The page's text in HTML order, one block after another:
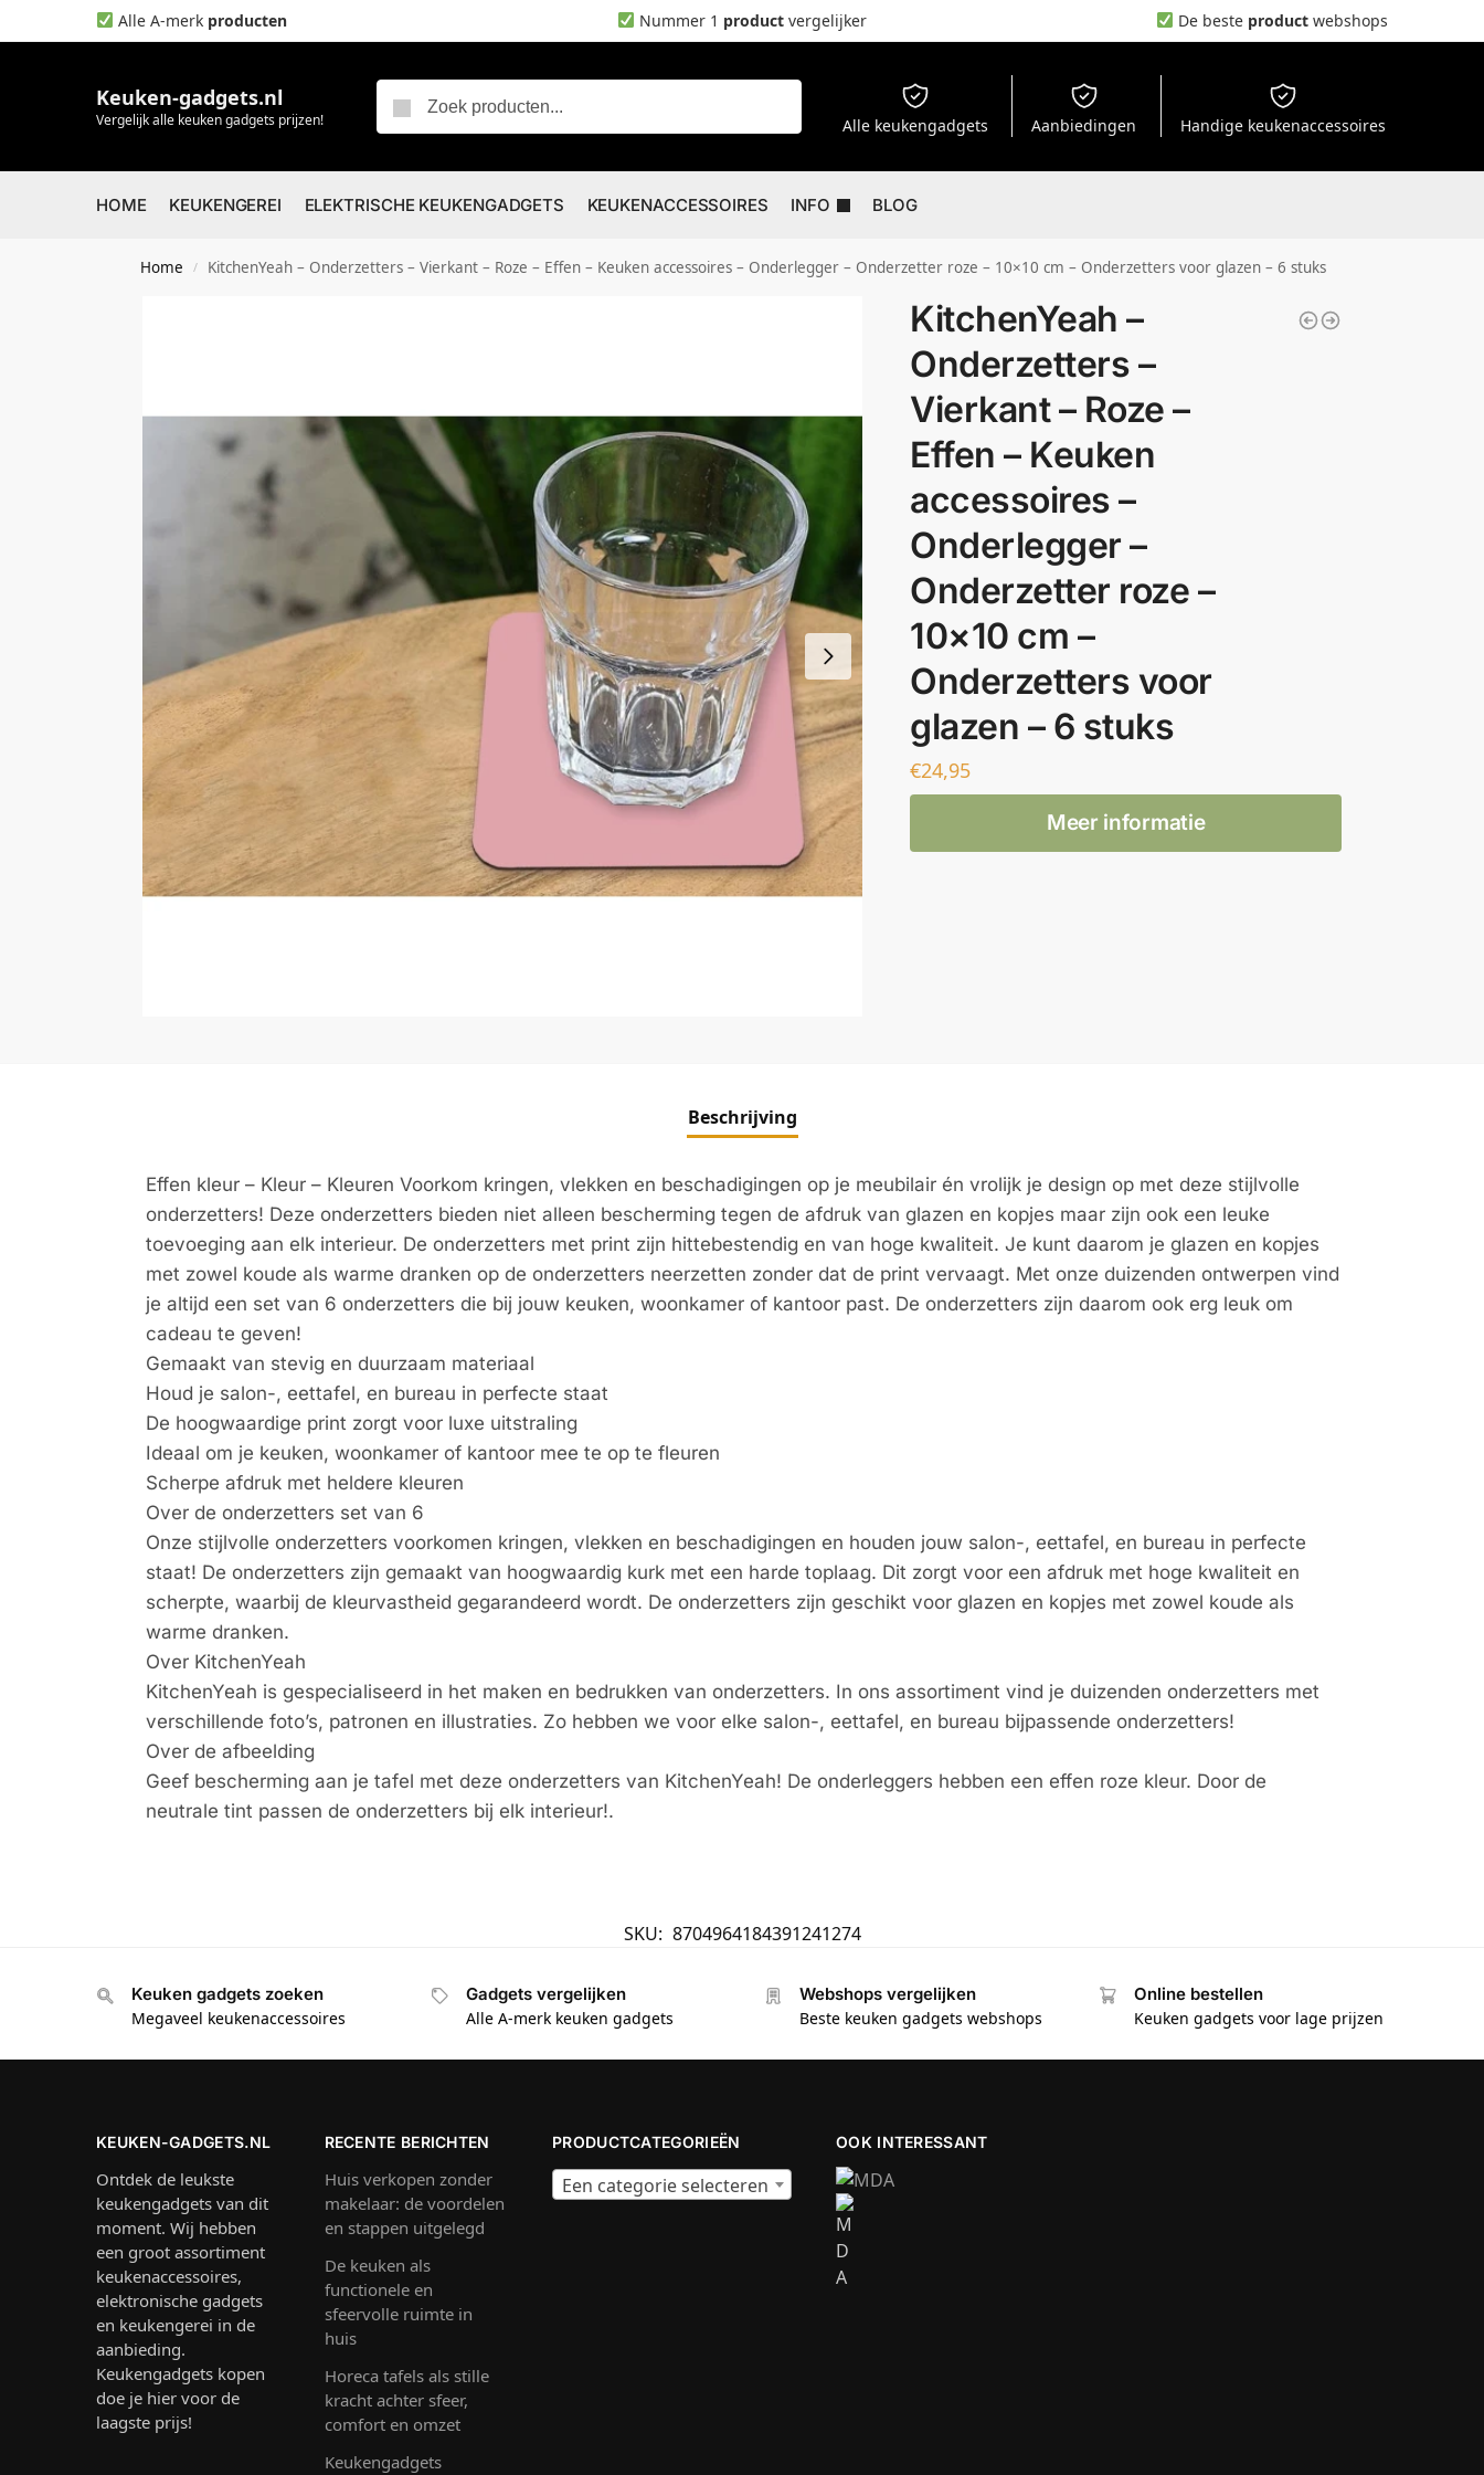
Alle A-merk producten Nummer 1 productvergelijker De beste product webshops
Keuken-gadgets.nl
Vergelijk alle keuken gadgets prijzen! Alle keukengadgets Aanbiedingen Handige keukenaccessoires
HOME KEUKENGEREI ELEKTRISCHE KEUKENGADGETS KEUKENACCESSOIRES INFO BLOG
Home / KitchenYeah – Onderzetters – Vierkant – Roze – Effen – Keuken accessoires – Onderlegger – Onderzetter roze – 10×10 cm – Onderzetters voor glazen – 6 stuks
KitchenYeah –
Onderzetters –
Vierkant – Roze –
Effen – Keuken
accessoires –
Onderlegger –
Onderzetter roze –
10×10 cm –
Onderzetters voor
glazen – 6 stuks
€24,95
Meer informatie
Beschrijving
Effen kleur – Kleur – Kleuren Voorkom kringen, vlekken en beschadigingen op je meubilair én vrolijk je design op met deze stijlvolle
onderzetters! Deze onderzetters bieden niet alleen bescherming tegen de afdruk van glazen en kopjes maar zijn ook een leuke
toevoeging aan elk interieur. De onderzetters met print zijn hittebestendig en van hoge kwaliteit. Je kunt daarom je glazen en kopjes
met zowel koude als warme dranken op de onderzetters neerzetten zonder dat de print vervaagt. Met onze duizenden ontwerpen vind
je altijd een set van 6 onderzetters die bij jouw keuken, woonkamer of kantoor past. De onderzetters zijn daarom ook erg leuk om
cadeau te geven!
Gemaakt van stevig en duurzaam materiaal
Houd je salon-, eettafel, en bureau in perfecte staat
De hoogwaardige print zorgt voor luxe uitstraling
Ideaal om je keuken, woonkamer of kantoor mee te op te fleuren
Scherpe afdruk met heldere kleuren
Over de onderzetters set van 6
Onze stijlvolle onderzetters voorkomen kringen, vlekken en beschadigingen en houden jouw salon-, eettafel, en bureau in perfecte
staat! De onderzetters zijn gemaakt van hoogwaardig kurk met een harde toplaag. Dit zorgt voor een afdruk met hoge kwaliteit en
scherpte, waarbij de kleurvastheid gegarandeerd wordt. De onderzetters zijn geschikt voor glazen en kopjes met zowel koude als
warme dranken.
Over KitchenYeah
KitchenYeah is gespecialiseerd in het maken en bedrukken van onderzetters. In ons assortiment vind je duizenden onderzetters met
verschillende foto’s, patronen en illustraties. Zo hebben we voor elke salon-, eettafel, en bureau bijpassende onderzetters!
Over de afbeelding
Geef bescherming aan je tafel met deze onderzetters van KitchenYeah! De onderleggers hebben een effen roze kleur. Door de
neutrale tint passen de onderzetters bij elk interieur!.
SKU: 8704964184391241274
Keuken gadgets zoeken
Megaveel keukenaccessoires
Gadgets vergelijken
Alle A-merk keuken gadgets
Webshops vergelijken
Beste keuken gadgets webshops
Online bestellen
Keuken gadgets voor lage prijzen
KEUKEN-GADGETS.NL
Ontdek de leukste
keukengadgets van dit
moment. Wij hebben
een groot assortiment
keukenaccessoires,
elektronische gadgets
en keukengerei in de
aanbieding.
Keukengadgets kopen
doe je hier voor de
laagste prijs!
RECENTE BERICHTEN
Huis verkopen zonder
makelaar: de voordelen
en stappen uitgelegd
De keuken als
functionele en
sfeervolle ruimte in
huis
Horeca tafels als stille
kracht achter sfeer,
comfort en omzet
Keukengadgets
PRODUCTCATEGORIEËN
Een categorie selecteren
OOK INTERESSANT